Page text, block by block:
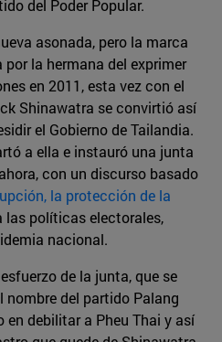
del Poder Popular.
asonada, pero la marca
la hermana del exprimer
en 2011, esta vez con el
Shinawatra se convirtió así
el Gobierno de Tailandia.
a ella e instauró una junta
con un discurso basado
la protección de la
las políticas electorales,
nacional.
de la junta, que se
nombre del partido Palang
en debilitar a Pheu Thai y así